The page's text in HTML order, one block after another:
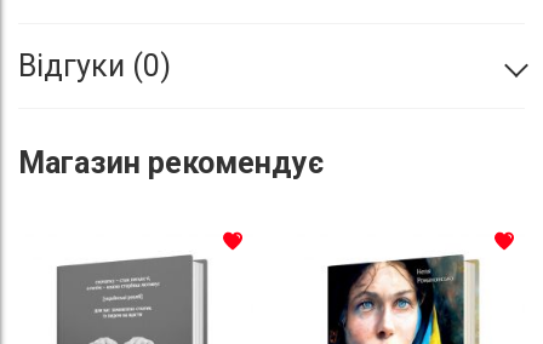
Відгуки 0
Магазин рекомендує
До списку бажань